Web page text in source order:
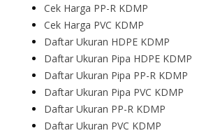
Cek Harga PP-R KDMP
Cek Harga PVC KDMP
Daftar Ukuran HDPE KDMP
Daftar Ukuran Pipa HDPE KDMP
Daftar Ukuran Pipa PP-R KDMP
Daftar Ukuran Pipa PVC KDMP
Daftar Ukuran PP-R KDMP
Daftar Ukuran PVC KDMP